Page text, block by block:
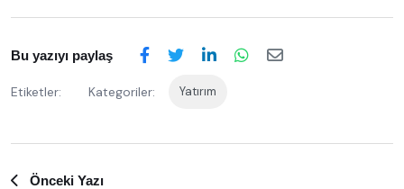
Bu yazıyı paylaş
Etiketler: Kategoriler: Yatırım
Önceki Yazı